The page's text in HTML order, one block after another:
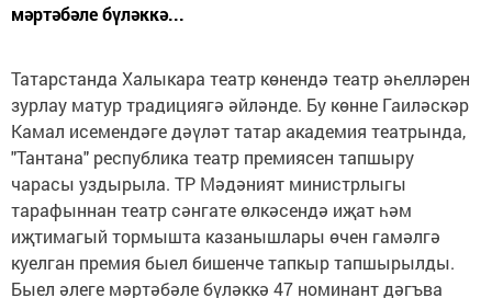
мәртәбәле бүләккә...
Татарстанда Халыкара театр көнендә театр әһелләрен
зурлау матур традициягә әйләнде. Бу көнне Гаиләскәр
Камал исемендәге дәүләт татар академия театрында,
"Тантана" республика театр премиясен тапшыру
чарасы уздырыла. ТР Мәдәният министрлыгы
тарафыннан театр сәнгате өлкәсендә иҗат һәм
иҗтимагый тормышта казанышлары өчен гамәлгә
куелган премия быел бишенче тапкыр тапшырылды.
Быел әлеге мәртәбәле бүләккә 47 номинант дәгъва